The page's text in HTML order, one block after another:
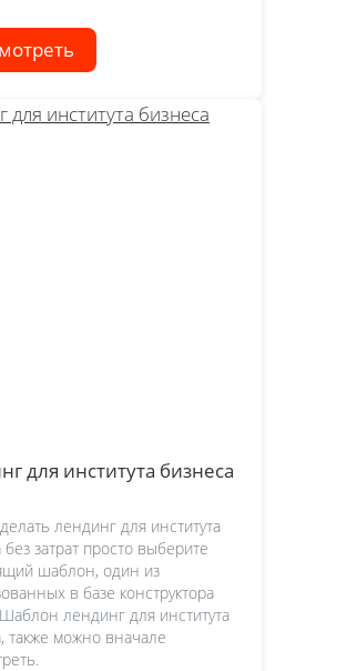
для института бизнеса
лендинг для института
без затрат просто выберите
шаблон, один из
в базе конструктора
лендинг для института
также можно вначале